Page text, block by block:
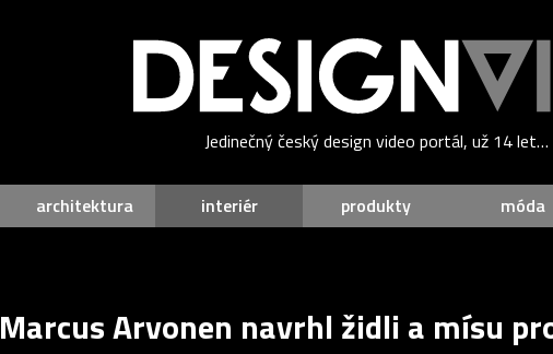
Jedinečný český design video portál, už 14 let…
architektura interiér produkty móda
Marcus Arvonen navrhl židli a mísu